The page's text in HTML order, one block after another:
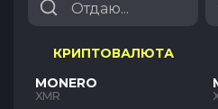
КРИПТОВАЛЮТА
MONERO
XMR